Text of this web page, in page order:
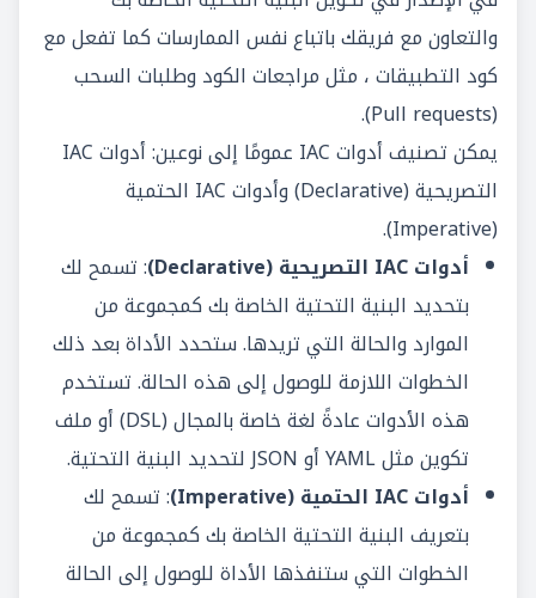
والتعاون مع فريقك باتباع نفس الممارسات كما تفعل مع
كود التطبيقات ، مثل مراجعات الكود وطلبات السحب
(Pull requests).
يمكن تصنيف أدوات IAC عمومًا إلى نوعين: أدوات IAC
التصريحية (Declarative) وأدوات IAC الحتمية
(Imperative).
أدوات IAC التصريحية (Declarative)
: تسمح لك
بتحديد البنية التحتية الخاصة بك كمجموعة من
الموارد والحالة التي تريدها. ستحدد الأداة بعد ذلك
الخطوات اللازمة للوصول إلى هذه الحالة. تستخدم
هذه الأدوات عادةً لغة خاصة بالمجال (DSL) أو ملف
تكوين مثل YAML أو JSON لتحديد البنية التحتية.
أدوات IAC الحتمية (Imperative)
: تسمح لك
بتعريف البنية التحتية الخاصة بك كمجموعة من
الخطوات التي ستنفذها الأداة للوصول إلى الحالة